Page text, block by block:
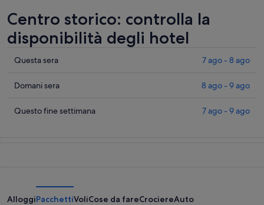
Centro storico: controlla la
disponibilità degli hotel
Cerca
prezzi
Centro
8
Questa sera 7 ago - 8 ago
Cerca
prezzi
notte,
8
Domani sera 8 ago - 9 ago
Cerca
questo
Questo fine settimana 7 ago - 9 ago
AlloggiPacchettiVoliCose da fareCrociereAuto